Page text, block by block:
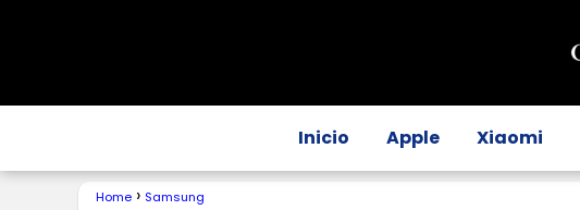
Inicio Apple Xiaomi
Home Samsung